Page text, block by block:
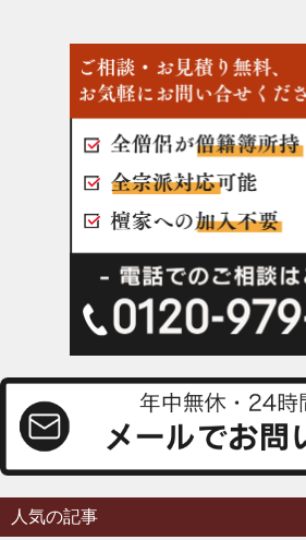
人気の記事